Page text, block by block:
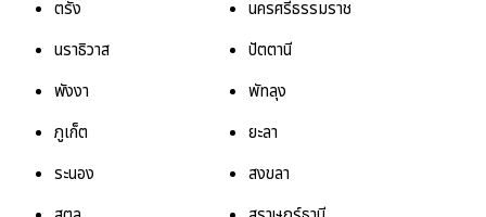
ตรัง
นครศรีธรรมราช
นราธิวาส
ปัตตานี
พังงา
พัทลุง
ภูเก็ต
ยะลา
ระนอง
สงขลา